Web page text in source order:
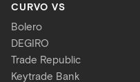
CURVO VS
Bolero
DEGIRO
Trade Republic
Keytrade Bank